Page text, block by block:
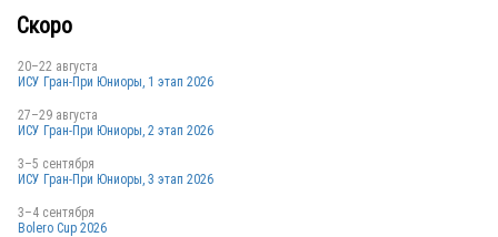
Скоро
20–22 августа
ИСУ Гран-При Юниоры, 1 этап 2026
27–29 августа
ИСУ Гран-При Юниоры, 2 этап 2026
3–5 сентября
ИСУ Гран-При Юниоры, 3 этап 2026
3–4 сентября
Bolero Cup 2026